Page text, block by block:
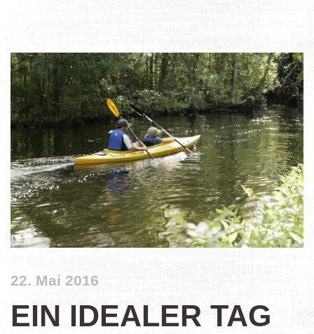
22. Mai 2016
EIN IDEALER TAG